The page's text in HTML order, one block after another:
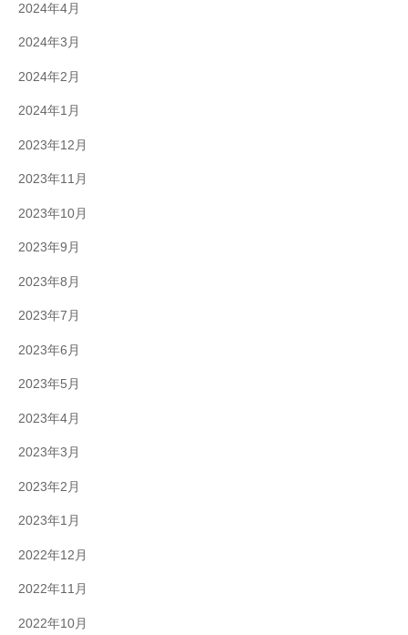
2024年4月
2024年3月
2024年2月
2024年1月
2023年12月
2023年11月
2023年10月
2023年9月
2023年8月
2023年7月
2023年6月
2023年5月
2023年4月
2023年3月
2023年2月
2023年1月
2022年12月
2022年11月
2022年10月